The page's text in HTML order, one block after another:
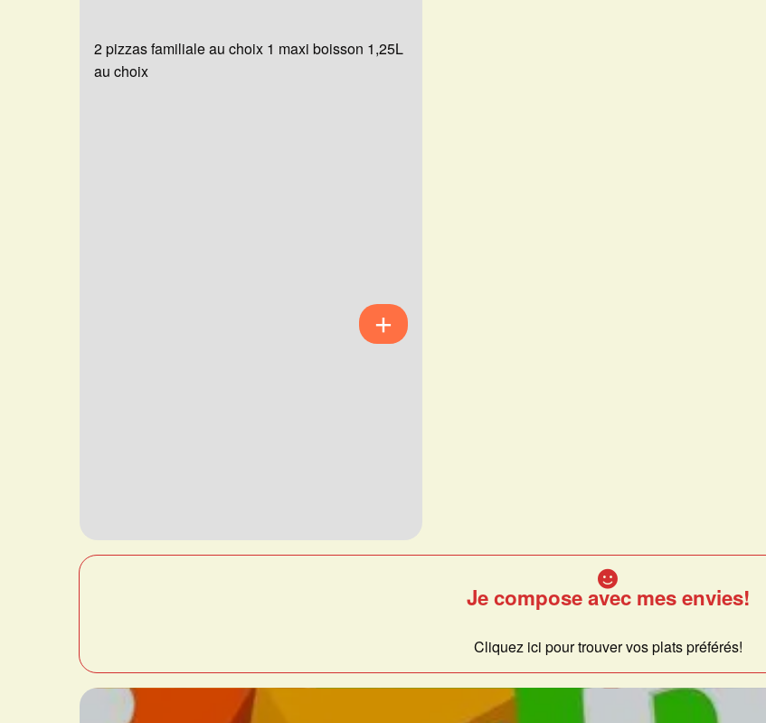
2 pizzas familiale au choix 1 maxi boisson 1,25L
au choix
Je compose avec mes envies!
Cliquez ici pour trouver vos plats préférés!